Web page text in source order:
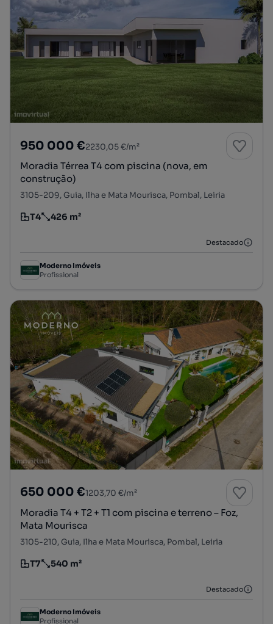
950 000 €2230,05 €/m²
Moradia Térrea T4 com piscina (nova, em
construção)
3105-209, Guia, Ilha e Mata Mourisca, Pombal, Leiria
Tipologia
T4
Preço por metro quadrado
426 m²
Destacado
Moderno Imóveis
Profissional
650 000 €1203,70 €/m²
Moradia T4 + T2 + T1 com piscina e terreno – Foz,
Mata Mourisca
3105-210, Guia, Ilha e Mata Mourisca, Pombal, Leiria
Tipologia
T7
Preço por metro quadrado
540 m²
Destacado
Moderno Imóveis
Profissional